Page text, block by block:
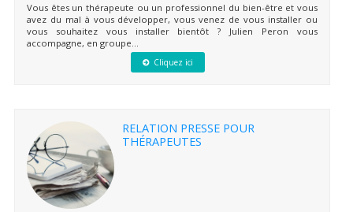
Vous êtes un thérapeute ou un professionnel du bien-être et vous
avez du mal à vous développer, vous venez de vous installer ou
vous souhaitez vous installer bientôt ? Julien Peron vous
accompagne, en groupe...
Cliquez ici
RELATION PRESSE POUR
THÉRAPEUTES